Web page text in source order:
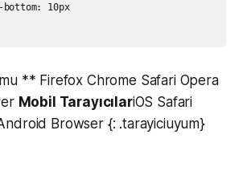
** Firefox Chrome Safari Opera
Mobil TarayıcılariOS Safari
Browser {: .tarayiciuyum}